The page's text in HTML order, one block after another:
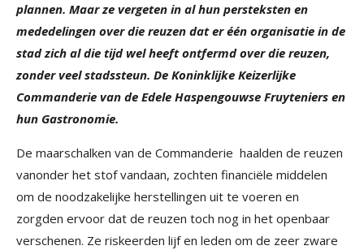
plannen. Maar ze vergeten in al hun persteksten en
mededelingen over die reuzen dat er één organisatie in de
stad zich al die tijd wel heeft ontfermd over die reuzen,
zonder veel stadssteun. De Koninklijke Keizerlijke
Commanderie van de Edele Haspengouwse Fruyteniers en
hun Gastronomie.
De maarschalken van de Commanderie haalden de reuzen
vanonder het stof vandaan, zochten financiële middelen
om de noodzakelijke herstellingen uit te voeren en
zorgden ervoor dat de reuzen toch nog in het openbaar
verschenen. Ze riskeerden lijf en leden om de zeer zware